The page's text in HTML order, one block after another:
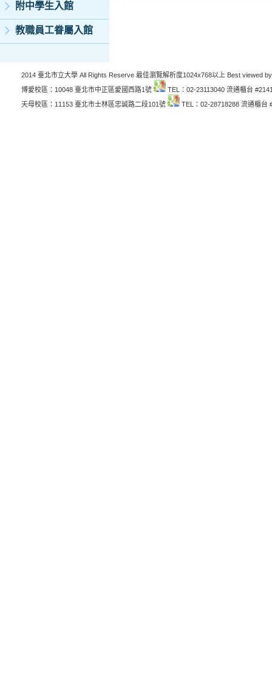
附中學生入館
教職員工眷屬入館
2014 臺北市立大學 All Rights Reserve 最佳瀏覽解析度1024x768以上 Best viewed
博愛校區：10048 臺北市中正區愛國西路1號
TEL：02-23113040 流通櫃台
天母校區：11153 臺北市士林區忠誠路二段101號
TEL：02-28718288 流通櫃台